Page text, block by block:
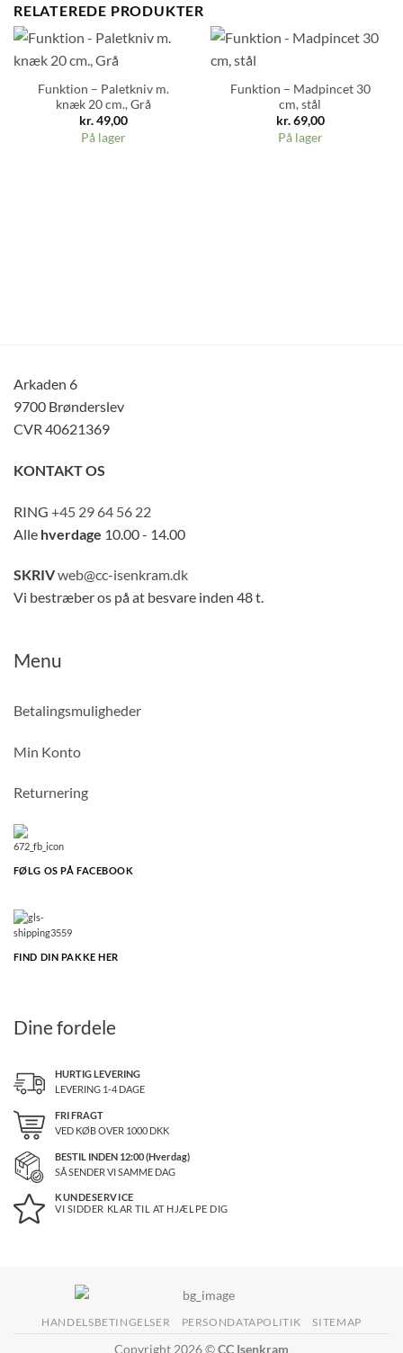
RELATEREDE PRODUKTER
Funktion – Paletkniv m.
knæk 20 cm., Grå
kr.49,00
På lager
Funktion – Madpincet 30
cm, stål
kr.69,00
På lager
Arkaden 6
9700 Brønderslev
CVR 40621369
KONTAKT OS
RING +45 29 64 56 22
Alle hverdage 10.00 - 14.00
SKRIVweb@cc-isenkram.dk
Vi bestræber os på at besvare inden 48 t.
Menu
Betalingsmuligheder
Min Konto
Returnering
FØLG OS PÅ FACEBOOK
FIND DIN PAKKE HER
Dine fordele
HURTIG LEVERING
LEVERING 1-4 DAGE
FRI FRAGT
VED KØB OVER 1000DKK
BESTIL INDEN 12:00 (Hverdag)
SÅ SENDER VI SAMME DAG
KUNDESERVICE
VI SIDDER KLAR TIL AT HJÆLPE DIG
HANDELSBETINGELSER PERSONDATAPOLITIK SITEMAP
Copyright 2026 ©CC Isenkram